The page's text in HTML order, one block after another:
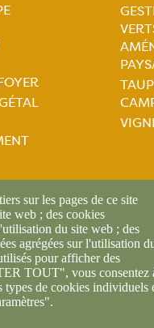
sur les pages de ce site
web ; des cookies
du site web ; des
agrégées sur l'utilisation
pour afficher des
TOUT", vous consentez
types de cookies individuels